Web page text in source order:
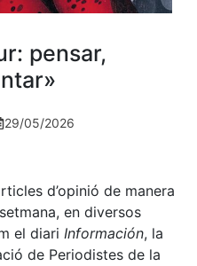
pensar,
29/05/2026
d’opinió de manera
en diversos
el diari Información, la
de Periodistes de la